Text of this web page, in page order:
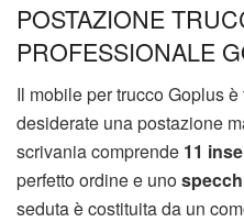
POSTAZIONE
PROFESSIONALE
Il mobile per trucco Goplus
desiderate una postazione
scrivania comprende 11
perfetto ordine e uno
seduta è costituita da un